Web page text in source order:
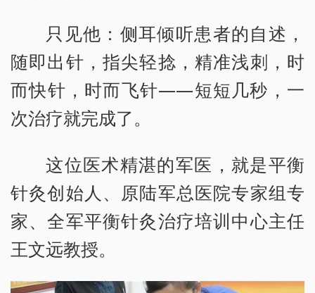
只见他：侧耳倾听患者的自述，
随即出针，指尖轻捻，精准浅刺，时
而快针，时而飞针——短短几秒，一
次治疗就完成了。
这位医术精湛的军医，就是平衡
针灸创始人、原陆军总医院专家组专
家、全军平衡针灸治疗培训中心主任
王文远教授。